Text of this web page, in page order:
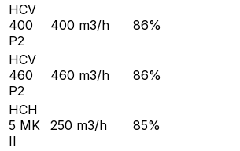
HCV
400
P2
400 m3/h 86%
HCV
460
P2
460 m3/h 86%
HCH
5 MK
II
250 m3/h 85%